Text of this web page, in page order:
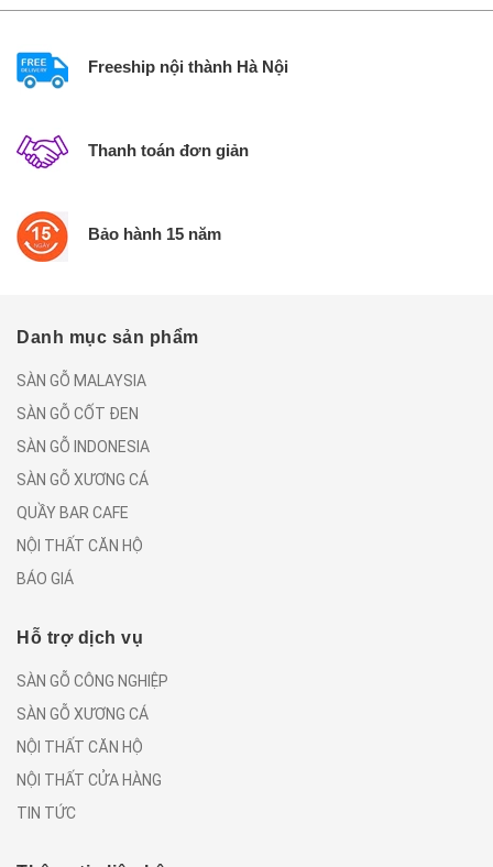
Freeship nội thành Hà Nội
Thanh toán đơn giản
Bảo hành 15 năm
Danh mục sản phẩm
SÀN GỖ MALAYSIA
SÀN GỖ CỐT ĐEN
SÀN GỖ INDONESIA
SÀN GỖ XƯƠNG CÁ
QUẦY BAR CAFE
NỘI THẤT CĂN HỘ
BÁO GIÁ
Hỗ trợ dịch vụ
SÀN GỖ CÔNG NGHIỆP
SÀN GỖ XƯƠNG CÁ
NỘI THẤT CĂN HỘ
NỘI THẤT CỬA HÀNG
TIN TỨC